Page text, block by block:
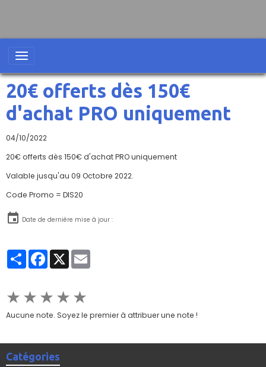
20€ offerts dès 150€
d'achat PRO uniquement
04/10/2022
20€ offerts dès 150€ d'achat PRO uniquement
Valable jusqu'au 09 Octobre 2022.
Code Promo = DIS20
Date de dernière mise à jour :
PartagerFacebook
X
★★★★★
Aucune note. Soyez le premier à attribuer une note !
Catégories